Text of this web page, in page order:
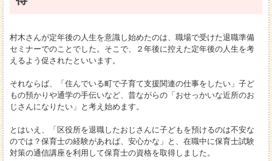
村木さんが定年後の人生を意識し始めたのは、職場で受けた退職準備
セミナーでのことでした。そこで、２年後に控えた定年後の人生を考
えるよう促されたといいます。
それならば、「住んでいる町で子育て支援関連の仕事をしたい」子ど
もの預かりや通学の手伝いなど、昔ながらの「おせっかいな近所のお
じさんになりたい」と考え始めます。
とはいえ、「区役所を退職したおじさんに子どもを預けるのは不安な
のでは？保育士の経験があれば、安心かな」と、在職中に保育士試験
対策の通信講座を利用して保育士の資格を取得しました。